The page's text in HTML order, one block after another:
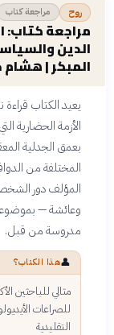
روح مراجعة كتاب
مراجعة كتاب:
الدين
المبكر |
يعيد الكتاب قراءة
الأزمة الحضارية
بعمق الجدلية
المختلفة من
المؤلف دور
وعائشة —
مدروسة من قبل.
👤هذا الكتاب؟
مثالي للباحثين
للصراعات
التقليدية